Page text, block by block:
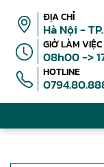
ĐỊA CHỈ
Hà Nội -
GIỜ LÀM VIỆC
08h00 ->
HOTLINE